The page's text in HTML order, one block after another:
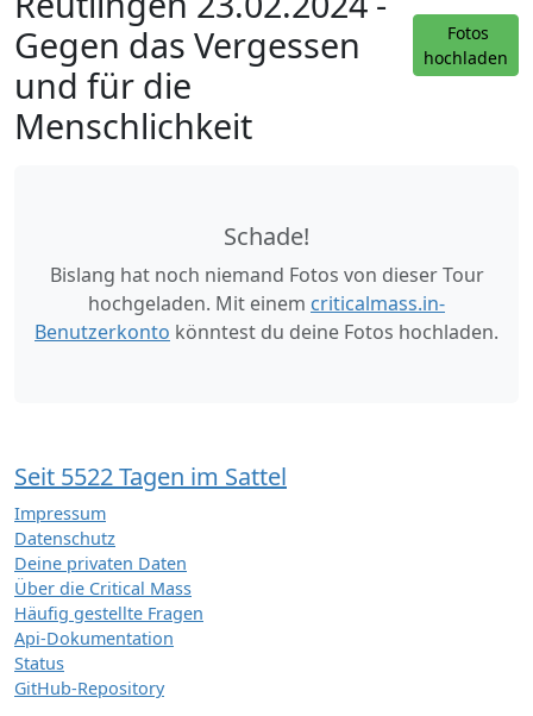
Gegen das Vergessen
und für die
Menschlichkeit
Fotos
hochladen
Schade!
Bislang hat noch niemand Fotos von dieser Tour
hochgeladen. Mit einem criticalmass.in-
Benutzerkonto könntest du deine Fotos hochladen.
Seit 5522 Tagen im Sattel
Impressum
Datenschutz
Deine privaten Daten
Über die Critical Mass
Häufig gestellte Fragen
Api-Dokumentation
Status
GitHub-Repository